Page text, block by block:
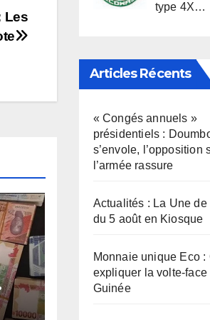
Les
type 4X…
Articles Récents
« Congés annuels »
présidentiels :
s’envole, l’opposition
l’armée rassure
Actualités : La Une de
du 5 août en Kiosque
Monnaie unique Eco :
expliquer la volte-face
Guinée